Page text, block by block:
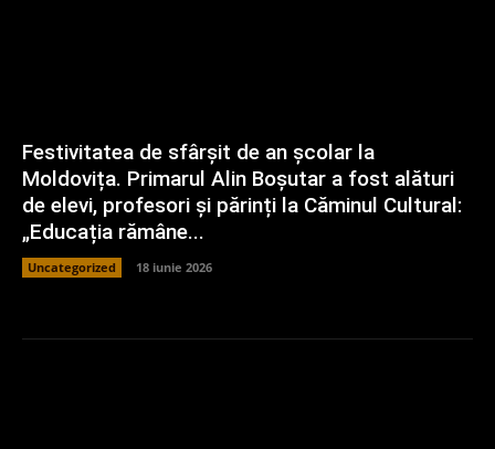
Festivitatea de sfârșit de an școlar la
Moldovița. Primarul Alin Boșutar a fost alături
de elevi, profesori și părinți la Căminul Cultural:
„Educația rămâne...
Uncategorized 18 iunie 2026